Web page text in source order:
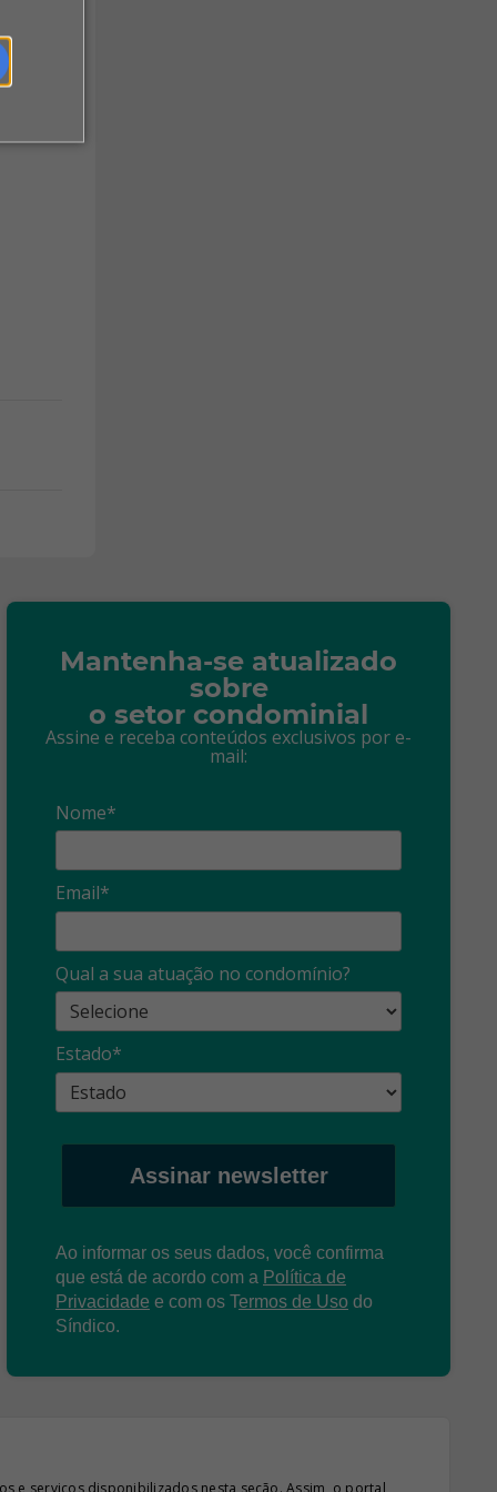
Mantenha-se atualizado
sobre
o setor condominial
Assine e receba conteúdos exclusivos por e-
mail:
Nome*
Email*
Qual a sua atuação no condomínio?
Estado*
Assinar newsletter
Ao informar os seus dados, você confirma
que está de acordo com a Política de
Privacidade e com os Termos de Uso do
Síndico.
e serviços disponibilizados nesta seção. Assim, o portal